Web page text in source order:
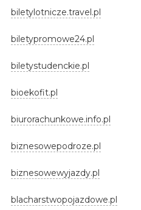
biletylotnicze.travel.pl
biletypromowe24.pl
biletystudenckie.pl
bioekofit.pl
biurorachunkowe.info.pl
biznesowepodroze.pl
biznesowewyjazdy.pl
blacharstwopojazdowe.pl